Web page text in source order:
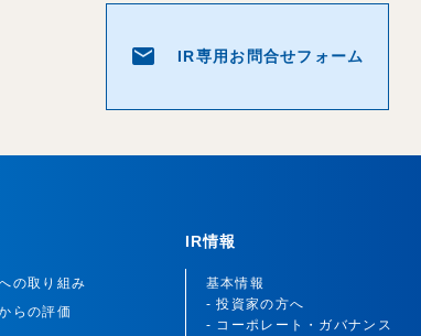
email IR専用お問合せフォーム
の取り組み
らの評価
IR情報
基本情報
- 投資家の方へ
- コーポレート・ガバナンス